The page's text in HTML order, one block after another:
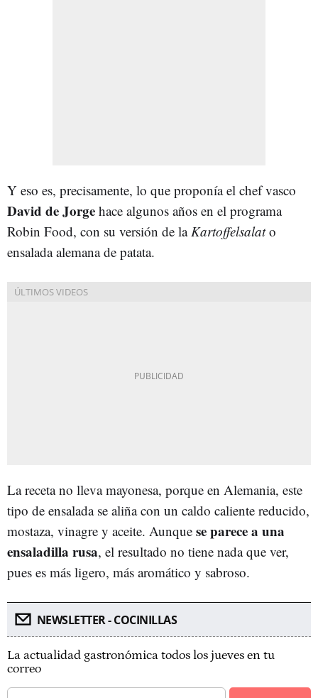
Y eso es, precisamente, lo que proponía el chef vasco
David de Jorge hace algunos años en el programa
Robin Food, con su versión de la Kartoffelsalato
ensalada alemana de patata.
La receta no lleva mayonesa, porque en Alemania, este
tipo de ensalada se aliña con un caldo caliente reducido,
mostaza, vinagre y aceite. Aunque se parece a una
ensaladilla rusa, el resultado no tiene nada que ver,
pues es más ligero, más aromático y sabroso.
NEWSLETTER - COCINILLAS
La actualidad gastronómica todos los jueves en tu
correo